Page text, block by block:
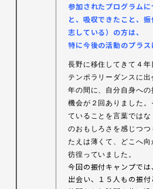
参加されたプログラム
と、吸収できたこと、
志している）の方は、
特に今後の活動のプラス
長野に移住してきて４
テンポラリーダンスに
年の間に、自分自身へ
機会が２回ありました。
ていることを言葉では
のおもしろさを感じつ
たえは薄くて、どこへ
彷徨っていました。
今回の振付キャンプで
出会い、１５人もの振